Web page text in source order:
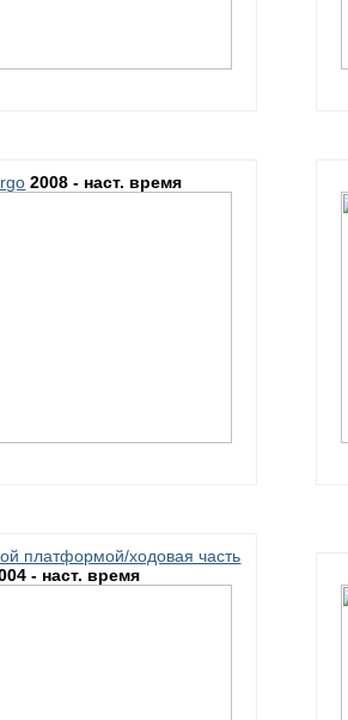
2008 - наст. время
платформой/ходовая часть
- наст. время